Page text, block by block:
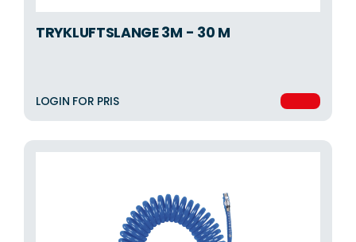
TRYKLUFTSLANGE 3M - 30 M
LOGIN FOR PRIS